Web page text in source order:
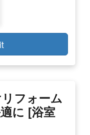
フォーム
に [浴室